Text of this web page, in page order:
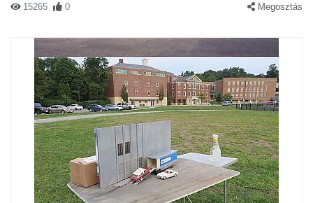
15265 0 Megosztás